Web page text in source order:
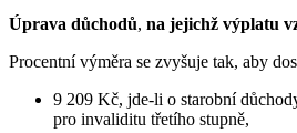
Úprava důchodů, na jejichž výplatu
Procentní výměra se zvyšuje tak, aby
9 209 Kč, jde-li o starobní
pro invaliditu třetího stupně,